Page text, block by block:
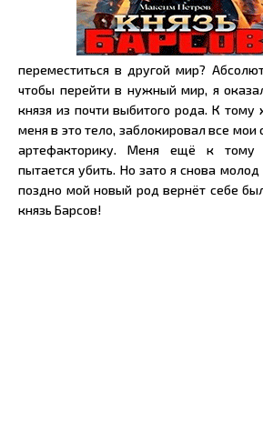
переместиться в другой мир?
чтобы перейти в нужный мир, я
князя из почти выбитого рода. К тому
меня в это тело, заблокировал все мои
артефакторику. Меня ещё к тому
пытается убить. Но зато я снова
поздно мой новый род вернёт себе
князь Барсов!